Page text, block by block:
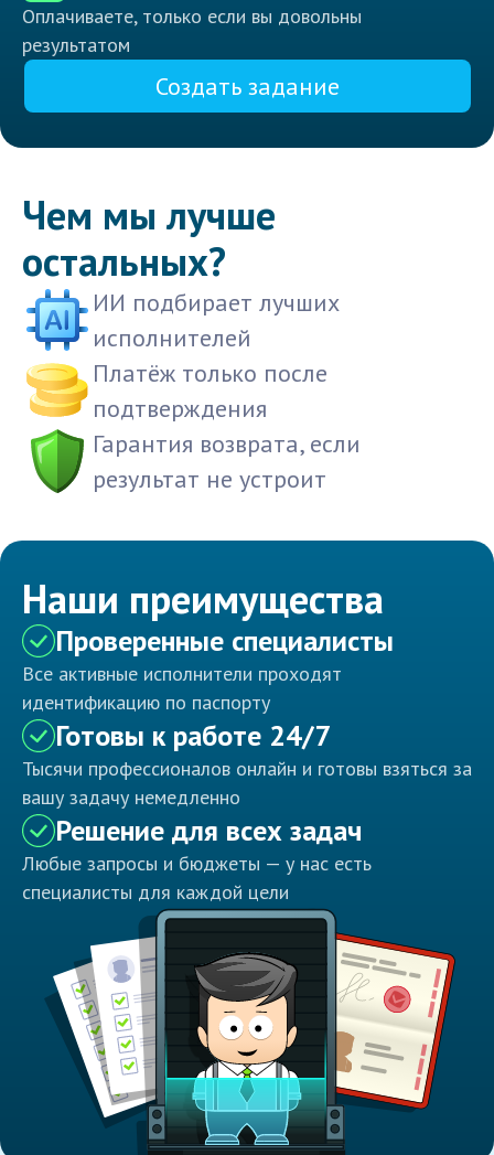
Оплачиваете, только если вы довольны
результатом
Создать задание
Чем мы лучше
остальных?
ИИ подбирает лучших
исполнителей
Платёж только после
подтверждения
Гарантия возврата, если
результат не устроит
Наши преимущества
Проверенные специалисты
Все активные исполнители проходят
идентификацию по паспорту
Готовы к работе 24/7
Тысячи профессионалов онлайн и готовы взяться за
вашу задачу немедленно
Решение для всех задач
Любые запросы и бюджеты — у нас есть
специалисты для каждой цели